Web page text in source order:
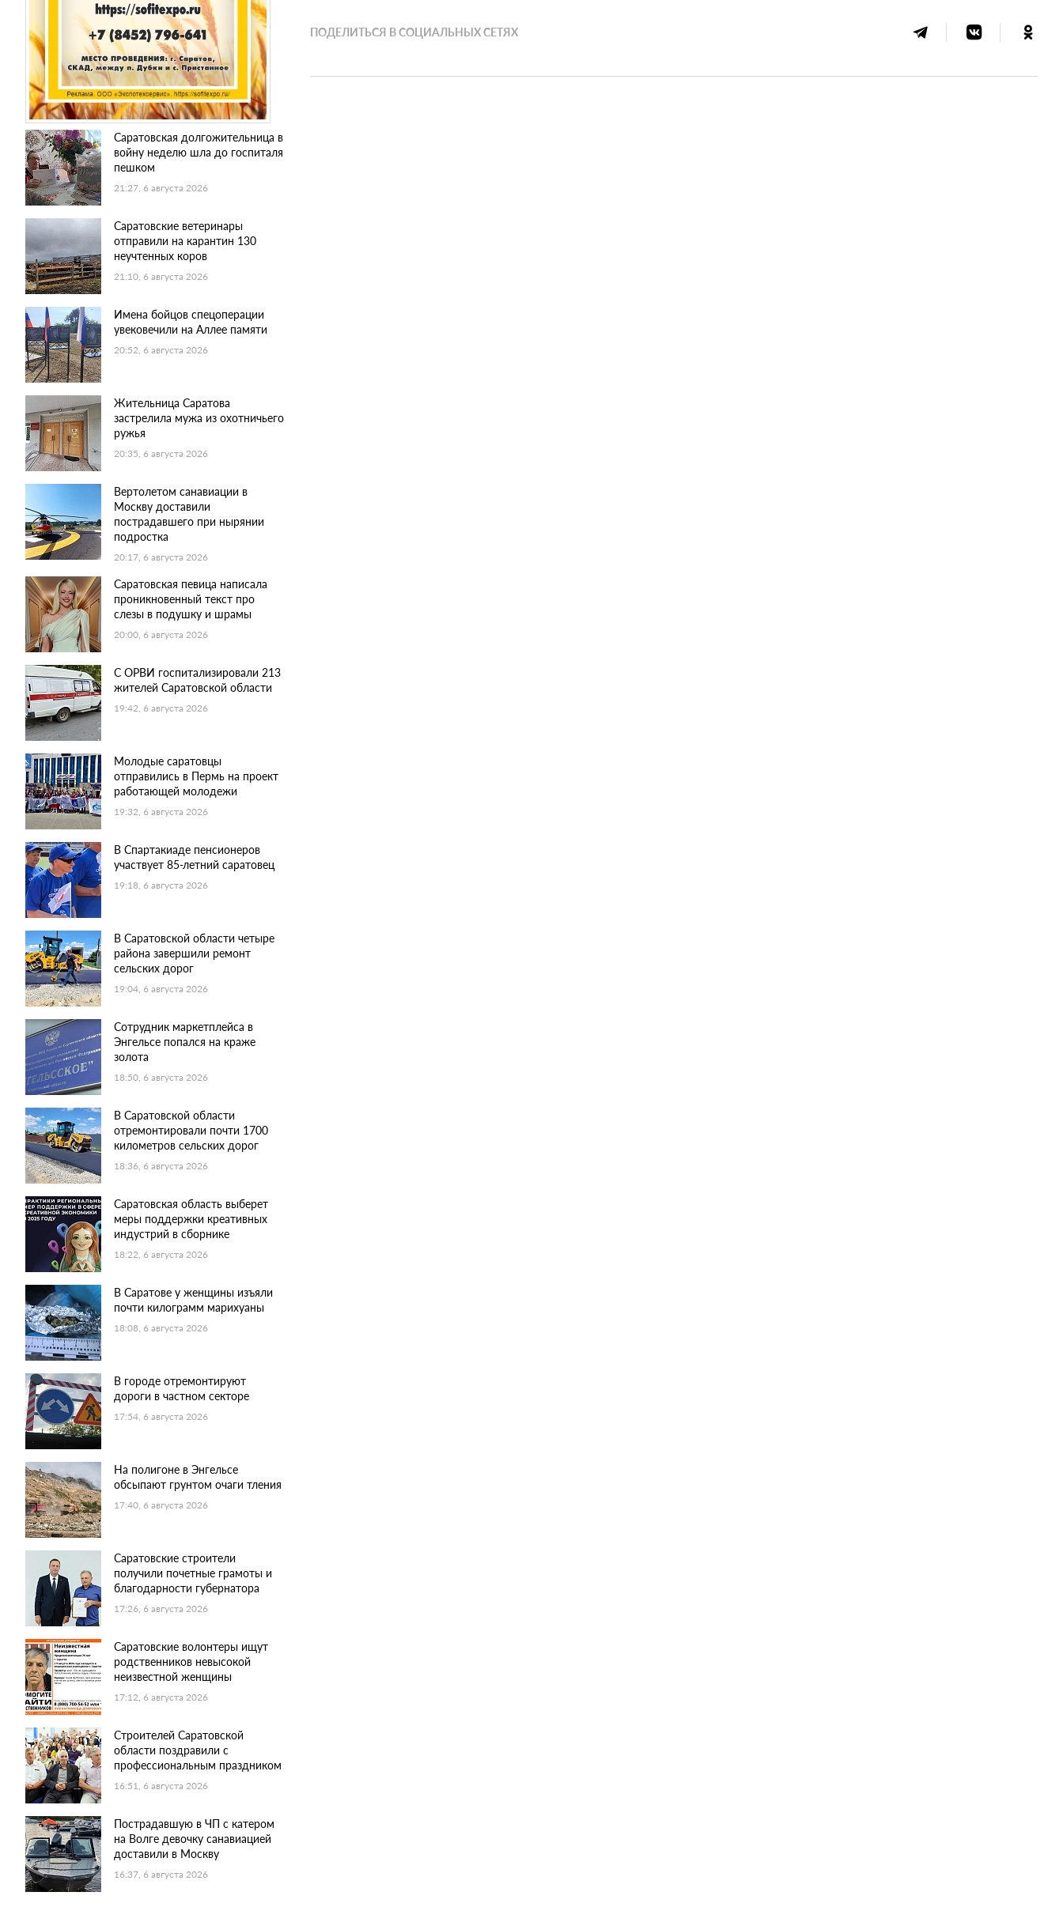
Саратовская долгожительница в
войну неделю шла до госпиталя
пешком
21:27, 6 августа 2026
Саратовские ветеринары
отправили на карантин 130
неучтенных коров
21:10, 6 августа 2026
Имена бойцов спецоперации
увековечили на Аллее памяти
20:52, 6 августа 2026
Жительница Саратова
застрелила мужа из охотничьего
ружья
20:35, 6 августа 2026
Вертолетом санавиации в
Москву доставили
пострадавшего при нырянии
подростка
20:17, 6 августа 2026
Саратовская певица написала
проникновенный текст про
слезы в подушку и шрамы
20:00, 6 августа 2026
С ОРВИ госпитализировали 213
жителей Саратовской области
19:42, 6 августа 2026
Молодые саратовцы
отправились в Пермь на проект
работающей молодежи
19:32, 6 августа 2026
В Спартакиаде пенсионеров
участвует 85-летний саратовец
19:18, 6 августа 2026
В Саратовской области четыре
района завершили ремонт
сельских дорог
19:04, 6 августа 2026
Сотрудник маркетплейса в
Энгельсе попался на краже
золота
18:50, 6 августа 2026
В Саратовской области
отремонтировали почти 1700
километров сельских дорог
18:36, 6 августа 2026
Саратовская область выберет
меры поддержки креативных
индустрий в сборнике
18:22, 6 августа 2026
В Саратове у женщины изъяли
почти килограмм марихуаны
18:08, 6 августа 2026
В городе отремонтируют
дороги в частном секторе
17:54, 6 августа 2026
На полигоне в Энгельсе
обсыпают грунтом очаги тления
17:40, 6 августа 2026
Саратовские строители
получили почетные грамоты и
благодарности губернатора
17:26, 6 августа 2026
Саратовские волонтеры ищут
родственников невысокой
неизвестной женщины
17:12, 6 августа 2026
Строителей Саратовской
области поздравили с
профессиональным праздником
16:51, 6 августа 2026
Пострадавшую в ЧП с катером
на Волге девочку санавиацией
доставили в Москву
16:37, 6 августа 2026
ПОДЕЛИТЬСЯ В СОЦИАЛЬНЫХ СЕТЯХ